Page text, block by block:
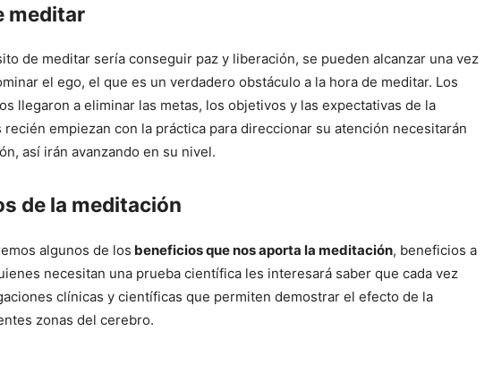
meditar
de meditar sería conseguir paz y liberación, se pueden alcanzar una vez
el ego, el que es un verdadero obstáculo a la hora de meditar. Los
llegaron a eliminar las metas, los objetivos y las expectativas de la
empiezan con la práctica para direccionar su atención necesitarán
así irán avanzando en su nivel.
de la meditación
algunos de los beneficios que nos aporta la meditación, beneficios a
necesitan una prueba científica les interesará saber que cada vez
clínicas y científicas que permiten demostrar el efecto de la
zonas del cerebro.